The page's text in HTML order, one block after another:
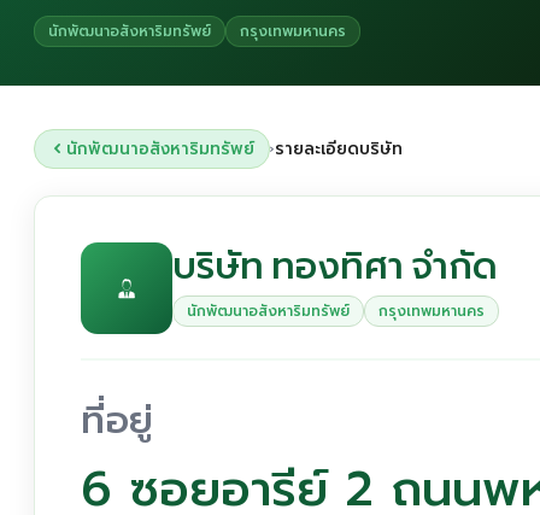
นักพัฒนาอสังหาริมทรัพย์ กรุงเทพมหานคร
นักพัฒนาอสังหาริมทรัพย์ ›รายละเอียดบริษัท
บริษัท ทองทิศา จำกัด
นักพัฒนาอสังหาริมทรัพย์ กรุงเทพมหานคร
ที่อยู่
6 ซอยอารีย์ 2 ถนนพ